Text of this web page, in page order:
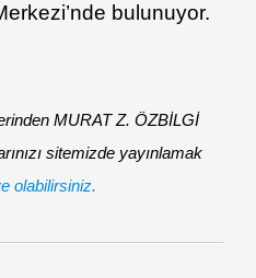
bulunuyor.
MURAT Z. ÖZBİLGİ
sitemizde yayınlamak
olabilirsiniz.